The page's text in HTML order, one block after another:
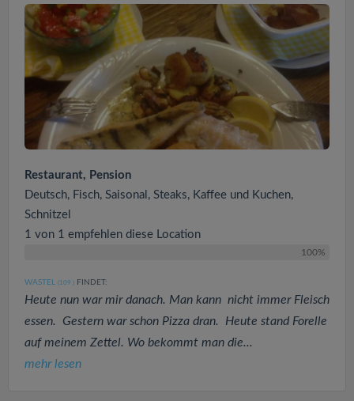
Restaurant, Pension
Deutsch, Fisch, Saisonal, Steaks, Kaffee und Kuchen,
Schnitzel
1 von 1 empfehlen diese Location
100%
WASTEL (109 ) FINDET:
Heute nun war mir danach. Man kann nicht immer Fleisch
essen. Gestern war schon Pizza dran. Heute stand Forelle
auf meinem Zettel. Wo bekommt man die...
mehr lesen